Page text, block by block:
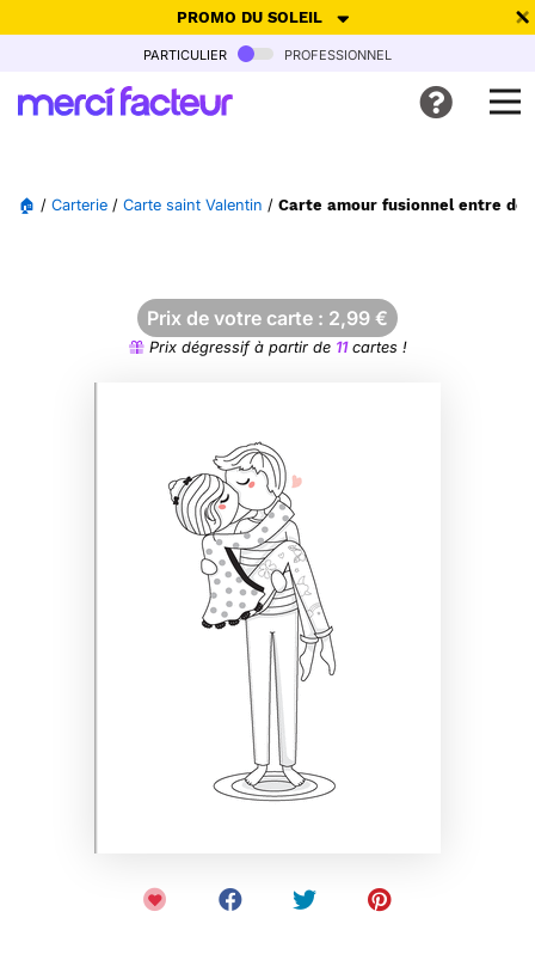
PROMO DU SOLEIL
-30% de réduction avec le code SUMMER26pour envoyer des
Ne plus afficher
particulier professionnel
🏠 / Carterie / Carte saint Valentin / Carte amour fusionnel entre
Prix de votre carte : 2,99 €
Prix dégressif à partir de 11cartes !